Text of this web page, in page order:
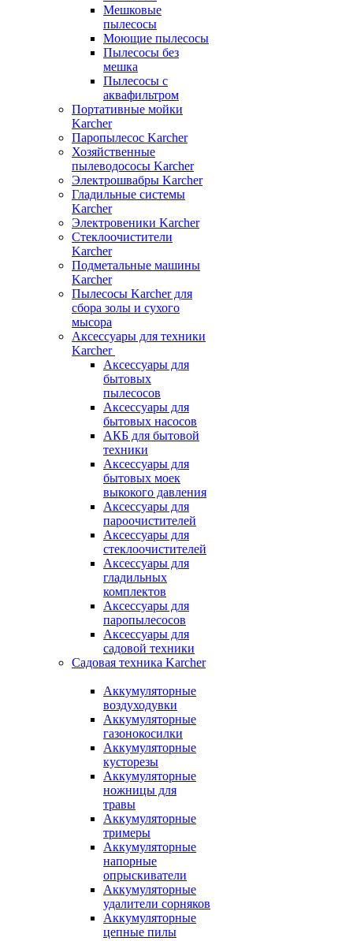
Мешковые
пылесосы
Моющие пылесосы
Пылесосы без
мешка
Пылесосы с
аквафильтром
Портативные мойки
Karcher
Паропылесос Karcher
Хозяйственные
пылеводососы Karcher
Электрошвабры Karcher
Гладильные системы
Karcher
Электровеники Karcher
Стеклоочистители
Karcher
Подметальные машины
Karcher
Пылесосы Karcher для
сбора золы и сухого
мысора
Аксессуары для техники
Karcher
Аксессуары для
бытовых
пылесосов
Аксессуары для
бытовых насосов
АКБ для бытовой
техники
Аксессуары для
бытовых моек
выкокого давления
Аксессуары для
пароочистителей
Аксессуары для
стеклоочистителей
Аксессуары для
гладильных
комплектов
Аксессуары для
паропылесосов
Аксессуары для
садовой техники
Садовая техника Karcher
Аккумуляторные
воздуходувки
Аккумуляторные
газонокосилки
Аккумуляторные
кусторезы
Аккумуляторные
ножницы для
травы
Аккумуляторные
тримеры
Аккумуляторные
напорные
опрыскиватели
Аккумуляторные
удалители сорняков
Аккумуляторные
цепные пилы